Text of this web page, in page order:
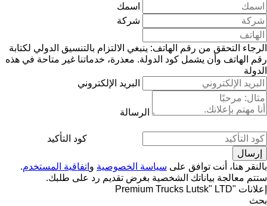
اسمك
شركة
الرجاء التحقق من رقم الهاتف: ينبغي الالتزام بالتنسيق الدولي لكتابة
رقم الهاتف وأن يشمل كود الدولة. معذرة، خدماتنا غير متاحة في هذه
الدولة
البريد الإلكتروني
الرسالة
كود التأكيد
بالنقر هنا، أنت توافق على سياسة الخصوصية و اتفاقية المستخدم.
ستتم معالجة بياناتك الشخصية بغرض تقديم رد على طلبك.
إعلانات "Premium Trucks Lutsk" LTD
بحث